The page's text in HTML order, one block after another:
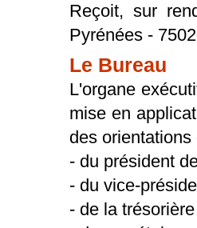
Reçoit, sur
Pyrénées -
Le Bureau
L'organe
mise en
des
- du président
- du vice-
- de la